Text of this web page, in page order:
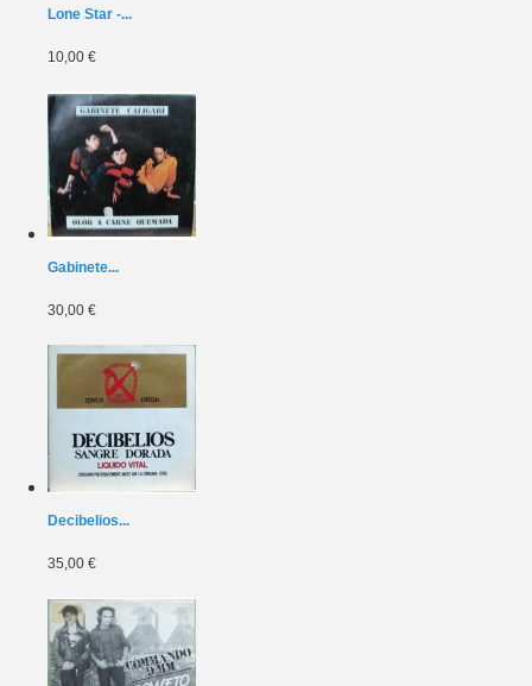
Lone Star -...
10,00 €
Gabinete...
30,00 €
Decibelios...
35,00 €